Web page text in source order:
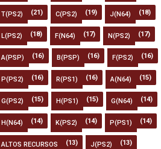
T(PS2) (21) C(PS2) (19) J(N64) (18)
L(PS2) (18) F(N64) (17) N(PS2) (17)
A(PSP) (16) B(PSP) (16) F(PS2) (16)
P(PS2) (16) R(PS1) (16) A(N64) (15)
G(PS2) (15) H(PS1) (15) G(N64) (14)
H(N64) (14) K(PS2) (14) P(PS1) (14)
ALTOS RECURSOS (13) J(PS2) (13)